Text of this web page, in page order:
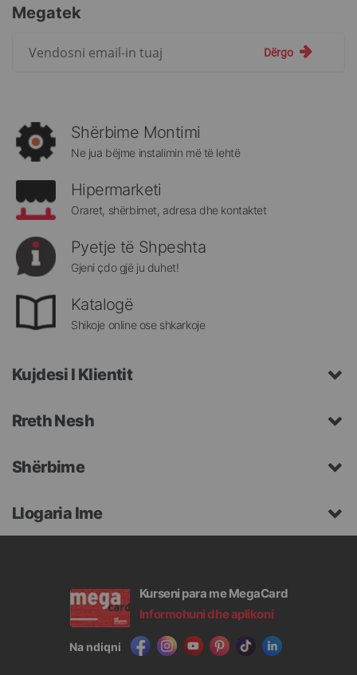
Megatek
rreth
Megatek:
Dërgo
Shërbime Montimi
Ne jua bëjme instalimin më të lehtë
Hipermarketi
Oraret, shërbimet, adresa dhe kontaktet
Pyetje të Shpeshta
Gjeni çdo gjë ju duhet!
Katalogë
Shikoje online ose shkarkoje
Kujdesi I Klientit
Rreth Nesh
Shërbime
Llogaria Ime
Kurseni para me MegaCard
Informohuni dhe aplikoni
Na ndiqni